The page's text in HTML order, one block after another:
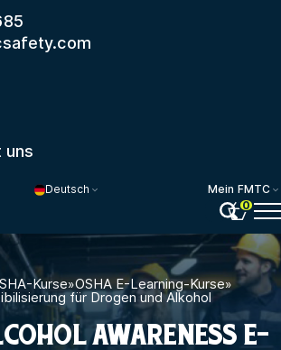
uns
Deutsch
Mein FMTC
0
Kurse»OSHA E-Learning-Kurse»
für Drogen und Alkohol
AWARENESS E-